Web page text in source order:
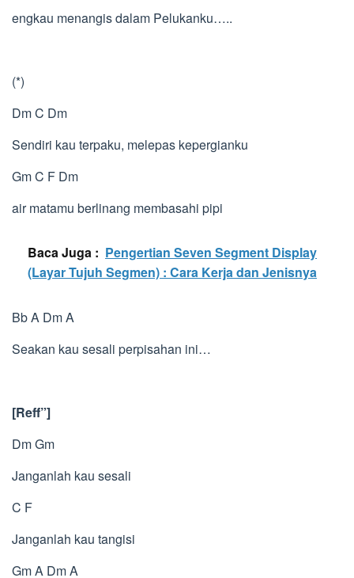
engkau menangis dalam Pelukanku…..
(*)
Dm C Dm
Sendiri kau terpaku, melepas kepergianku
Gm C F Dm
air matamu berlinang membasahi pipi
Baca Juga : Pengertian Seven Segment Display
(Layar Tujuh Segmen) : Cara Kerja dan Jenisnya
Bb A Dm A
Seakan kau sesali perpisahan ini…
[Reff”]
Dm Gm
Janganlah kau sesali
C F
Janganlah kau tangisi
Gm A Dm A